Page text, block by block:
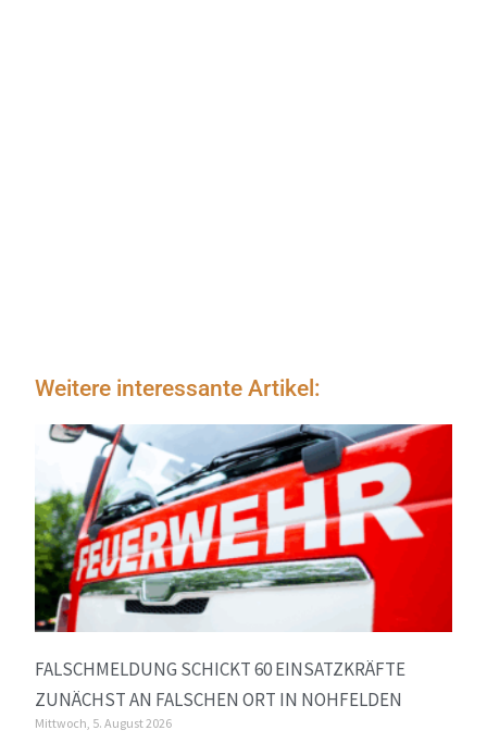
Weitere interessante Artikel:
FALSCHMELDUNG SCHICKT 60 EINSATZKRÄFTE
ZUNÄCHST AN FALSCHEN ORT IN NOHFELDEN
Mittwoch, 5. August 2026